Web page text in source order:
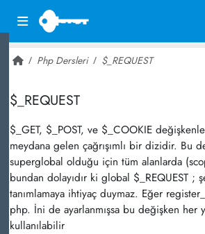
Php Dersleri $_REQUEST
$_REQUEST
$_GET, $_POST, ve $_COOKIE
meydana gelen çağrışımlı bir dizidir. Bu
superglobal olduğu için tüm alanlarda
bundan dolayıdır ki global $_REQUEST ;
tanımlamaya ihtiyaç duymaz. Eğer
php. İni de ayarlanmışsa bu değişken her
kullanılabilir